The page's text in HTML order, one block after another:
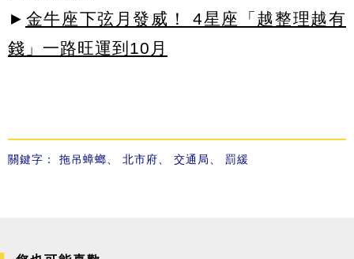
► 金牛座下弦月發威！ 4星座「越整理越有
錢」一路旺運到10月
關鍵字： 拖吊蟑螂 北市府 交通局 罰緩